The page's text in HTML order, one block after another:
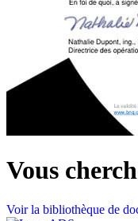
Vous
Voir la bibliothèque de